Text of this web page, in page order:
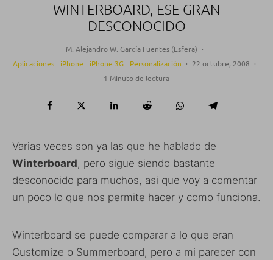
WINTERBOARD, ESE GRAN
DESCONOCIDO
M. Alejandro W. García Fuentes (Esfera) ·
Aplicaciones
iPhone iPhone 3G Personalización · 22 octubre, 2008 ·
1 Minuto de lectura
Varias veces son ya las que he hablado de
Winterboard, pero sigue siendo bastante
desconocido para muchos, asi que voy a comentar
un poco lo que nos permite hacer y como funciona.
Winterboard se puede comparar a lo que eran
Customize o Summerboard, pero a mi parecer con